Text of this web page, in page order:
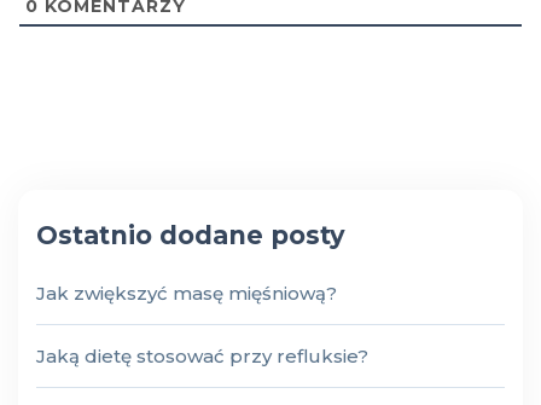
0 KOMENTARZY
Ostatnio dodane posty
Jak zwiększyć masę mięśniową?
Jaką dietę stosować przy refluksie?